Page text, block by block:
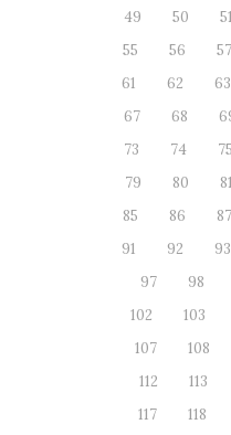
49
50 51
55
56 57
61
62 63
67
68
73
74 75
79
80 81
85
86 87
91
92 93
97
98
102
103
107
108
112
113
117
118